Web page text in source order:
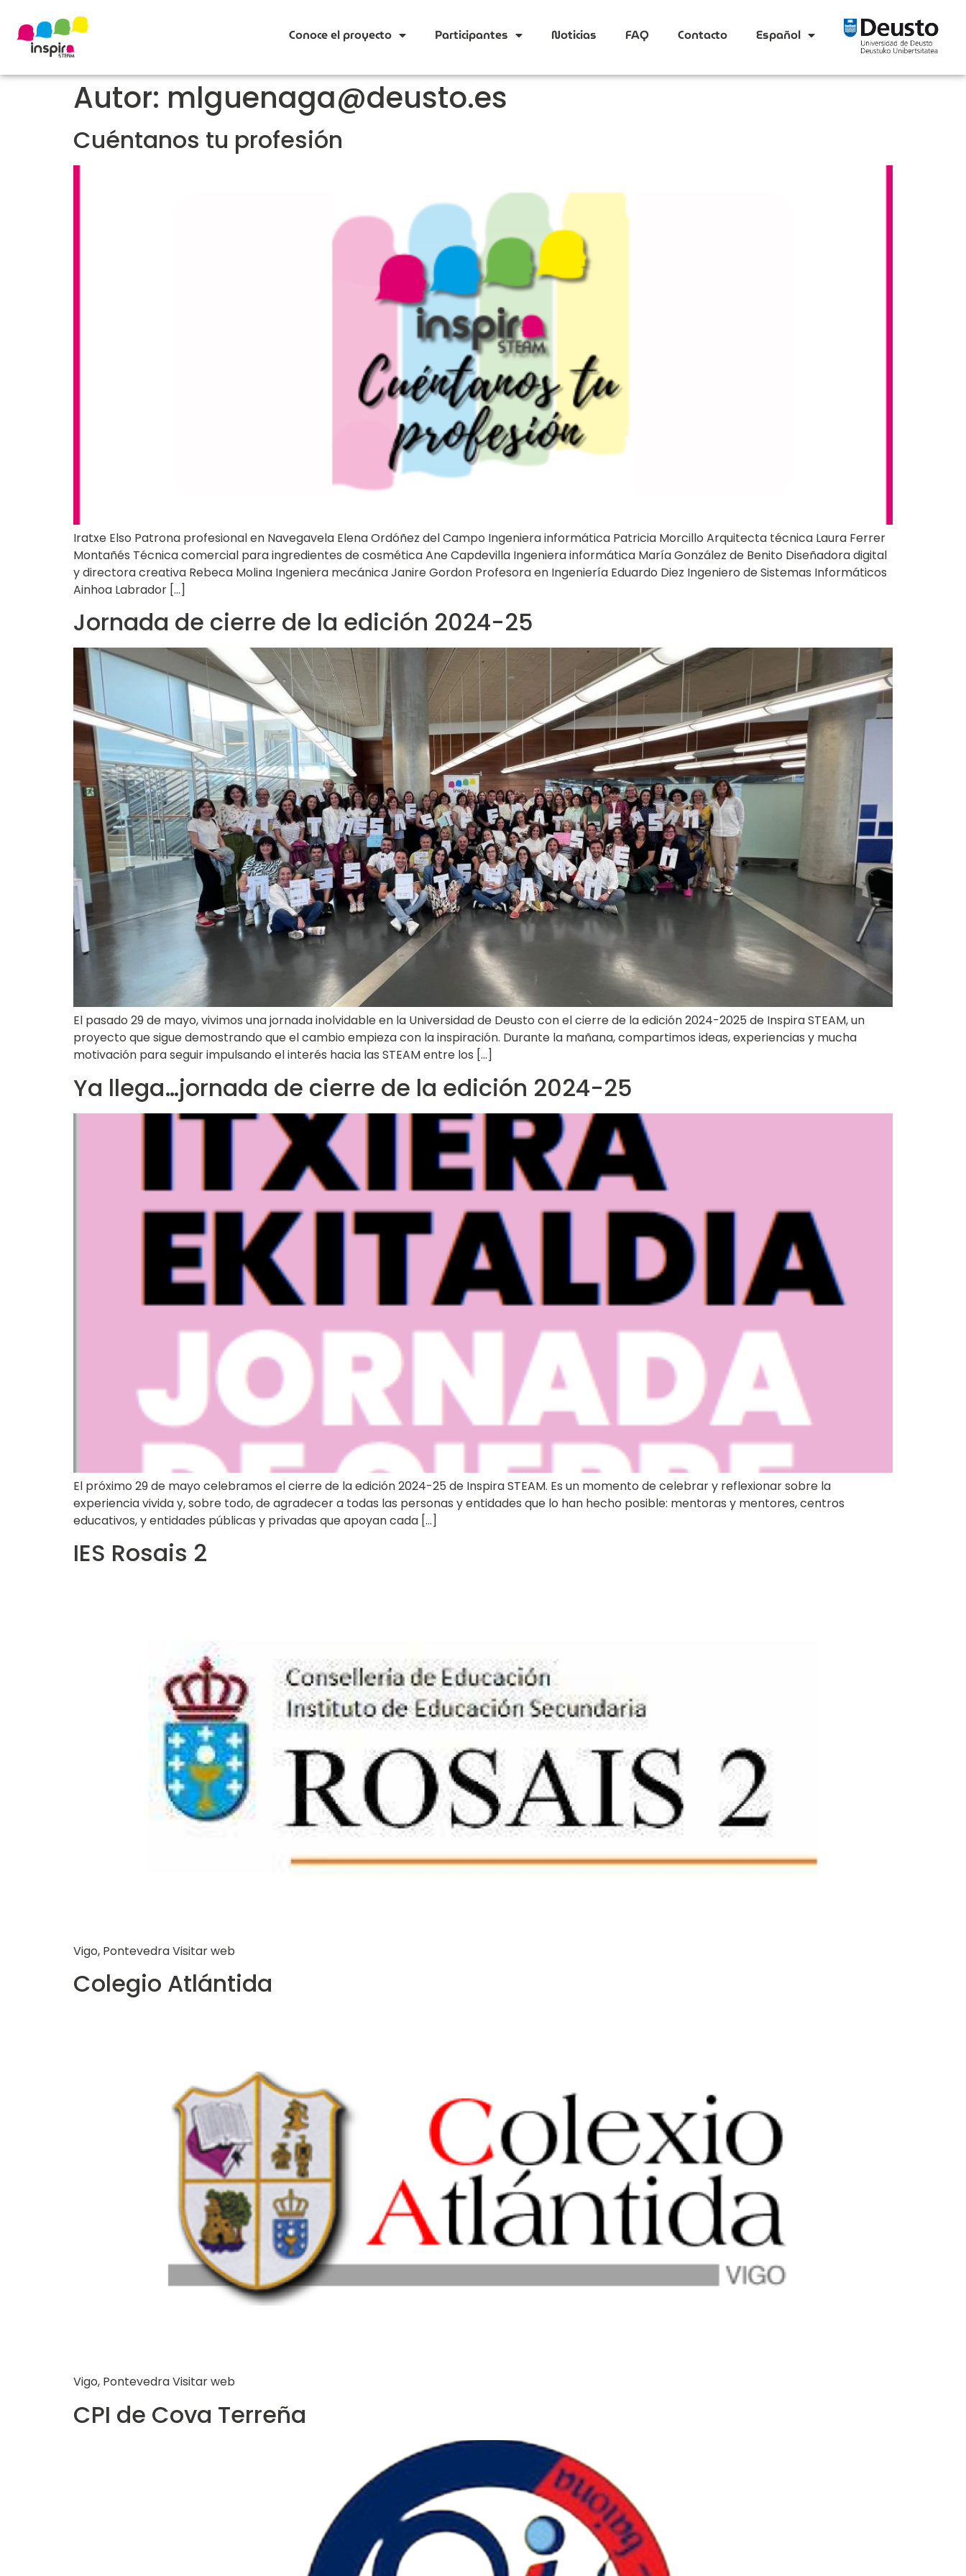
Conoce el proyecto Participantes Noticias FAQ Contacto Español
Autor: mlguenaga@deusto.es
Cuéntanos tu profesión
Iratxe Elso Patrona profesional en Navegavela Elena Ordóñez del Campo Ingeniera informática Patricia Morcillo Arquitecta técnica Laura Ferrer
Montañés Técnica comercial para ingredientes de cosmética Ane Capdevilla Ingeniera informática María González de Benito Diseñadora digital
y directora creativa Rebeca Molina Ingeniera mecánica Janire Gordon Profesora en Ingeniería Eduardo Diez Ingeniero de Sistemas Informáticos
Ainhoa Labrador […]
Jornada de cierre de la edición 2024-25
El pasado 29 de mayo, vivimos una jornada inolvidable en la Universidad de Deusto con el cierre de la edición 2024-2025 de Inspira STEAM, un
proyecto que sigue demostrando que el cambio empieza con la inspiración. Durante la mañana, compartimos ideas, experiencias y mucha
motivación para seguir impulsando el interés hacia las STEAM entre los […]
Ya llega…jornada de cierre de la edición 2024-25
El próximo 29 de mayo celebramos el cierre de la edición 2024-25 de Inspira STEAM. Es un momento de celebrar y reflexionar sobre la
experiencia vivida y, sobre todo, de agradecer a todas las personas y entidades que lo han hecho posible: mentoras y mentores, centros
educativos, y entidades públicas y privadas que apoyan cada […]
IES Rosais 2
Vigo, Pontevedra Visitar web
Colegio Atlántida
Vigo, Pontevedra Visitar web
CPI de Cova Terreña